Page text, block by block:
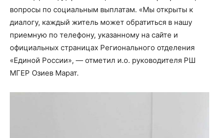
вопросы по социальным выплатам. «Мы открыты к
диалогу, каждый житель может обратиться в нашу
приемную по телефону, указанному на сайте и
официальных страницах Регионального отделения
«Единой России», — отметил и.о. руководителя РШ
МГЕР Озиев Марат.